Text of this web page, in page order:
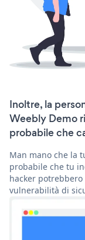
Inoltre, la
Weebly Demo
probabile che
Man mano che la
probabile che tu
hacker
vulnerabilità di